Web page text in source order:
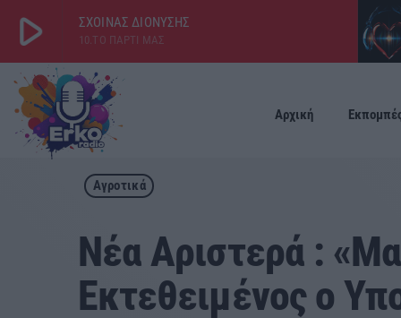
play_arrow ΣΧΟΙΝΑΣ ΔΙΟΝΥΣΗΣ
10.ΤΟ ΠΑΡΤΙ ΜΑΣ
play_arrow ΕΡΚΟ
LIVE
Αρχική
Αγροτικά
Νέα Αριστερά :
Εκτεθειμένος ο